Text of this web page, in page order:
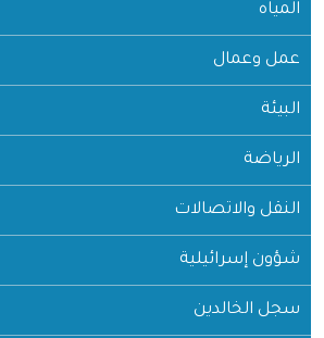
المياه
عمل وعمال
البيئة
الرياضة
النقل والاتصالات
شؤون إسرائيلية
سجل الخالدين